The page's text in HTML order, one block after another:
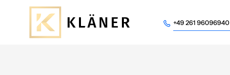
+49 261 96096940